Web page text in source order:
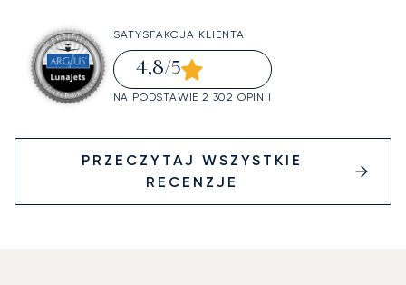
SATYSFAKCJA KLIENTA
4,8/5
NA PODSTAWIE 2 302 OPINII
PRZECZYTAJ WSZYSTKIE
RECENZJE